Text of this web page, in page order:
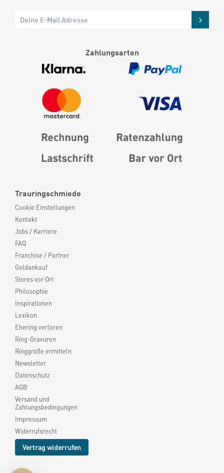
Trauringschmiede
Cookie Einstellungen
Kontakt
Jobs / Karriere
FAQ
Franchise / Partner
Goldankauf
Stores vor Ort
Philosophie
Inspirationen
Lexikon
Ehering verloren
Ring-Gravuren
Ringgröße ermitteln
Newsletter
Datenschutz
AGB
Versand und
Zahlungsbedingungen
Impressum
Widerrufsrecht
Vertrag widerrufen
Zahlungsarten